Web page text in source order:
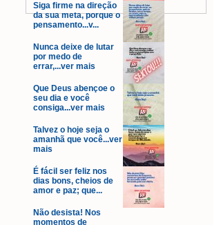
Siga firme na direção
da sua meta, porque o
pensamento...v...
Nunca deixe de lutar
por medo de
errar,...ver mais
Que Deus abençoe o
seu dia e você
consiga...ver mais
Talvez o hoje seja o
amanhã que você...ver
mais
É fácil ser feliz nos
dias bons, cheios de
amor e paz; que...
Não desista! Nos
momentos de